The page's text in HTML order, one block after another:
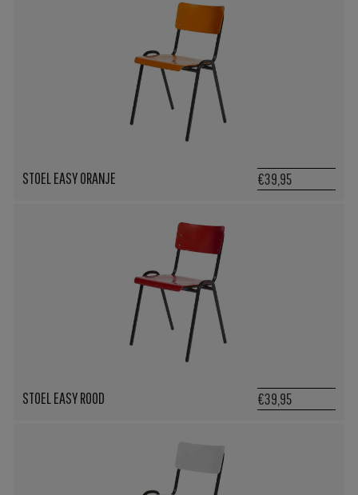
STOEL EASY ORANJE €39,95
STOEL EASY ROOD €39,95